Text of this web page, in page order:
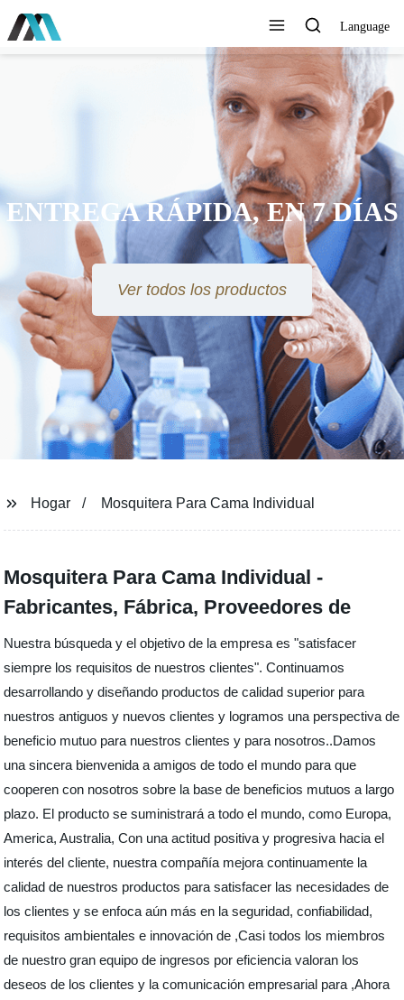
Language
ENTREGA RÁPIDA, EN 7 DÍAS
Ver todos los productos
Hogar Mosquitera Para Cama Individual
Mosquitera Para Cama Individual -
Fabricantes, Fábrica, Proveedores de
Nuestra búsqueda y el objetivo de la empresa es "satisfacer
siempre los requisitos de nuestros clientes". Continuamos
desarrollando y diseñando productos de calidad superior para
nuestros antiguos y nuevos clientes y logramos una perspectiva de
beneficio mutuo para nuestros clientes y para nosotros..Damos
una sincera bienvenida a amigos de todo el mundo para que
cooperen con nosotros sobre la base de beneficios mutuos a largo
plazo. El producto se suministrará a todo el mundo, como Europa,
America, Australia, Con una actitud positiva y progresiva hacia el
interés del cliente, nuestra compañía mejora continuamente la
calidad de nuestros productos para satisfacer las necesidades de
los clientes y se enfoca aún más en la seguridad, confiabilidad,
requisitos ambientales e innovación de ,Casi todos los miembros
de nuestro gran equipo de ingresos por eficiencia valoran los
deseos de los clientes y la comunicación empresarial para ,Ahora